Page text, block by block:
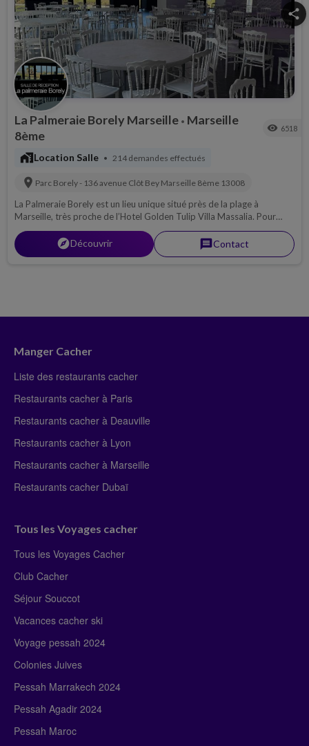
share
La Palmeraie Borely Marseille • Marseille
8ème
visibility 6518
maps_home_work Location Salle • 214 demandes effectués
location_on Parc Borely - 136 avenue Clôt Bey Marseille 8ème 13008
La Palmeraie Borely est un lieu unique situé près de la plage à
Marseille, très proche de l’Hotel Golden Tulip Villa Massalia. Pour
toutes vos receptions, anniversaire, events.... un lieu avec une vue
extraordinaire.
explorerDécouvrir messageContact
Manger Cacher
Liste des restaurants cacher
Restaurants cacher à Paris
Restaurants cacher à Deauville
Restaurants cacher à Lyon
Restaurants cacher à Marseille
Restaurants cacher Dubaï
Tous les Voyages cacher
Tous les Voyages Cacher
Club Cacher
Séjour Souccot
Vacances cacher ski
Voyage pessah 2024
Colonies Juives
Pessah Marrakech 2024
Pessah Agadir 2024
Pessah Maroc